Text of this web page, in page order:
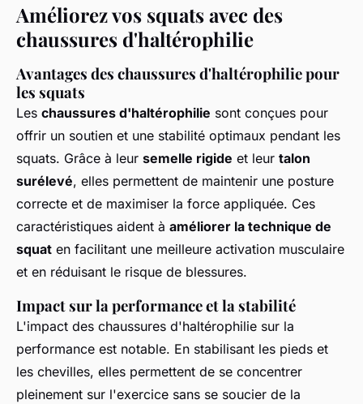
Améliorez vos squats avec des
chaussures d'haltérophilie
Avantages des chaussures d'haltérophilie pour
les squats
Les chaussures d'haltérophilie sont conçues pour
offrir un soutien et une stabilité optimaux pendant les
squats. Grâce à leur semelle rigide et leur talon
surélevé, elles permettent de maintenir une posture
correcte et de maximiser la force appliquée. Ces
caractéristiques aident à améliorer la technique de
squat en facilitant une meilleure activation musculaire
et en réduisant le risque de blessures.
Impact sur la performance et la stabilité
L'impact des chaussures d'haltérophilie sur la
performance est notable. En stabilisant les pieds et
les chevilles, elles permettent de se concentrer
pleinement sur l'exercice sans se soucier de la